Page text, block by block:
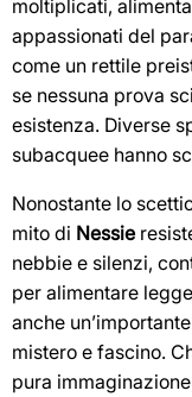
moltiplicati,
appassionati del
come un rettile
se nessuna prova
esistenza. Diverse
subacquee hanno
Nonostante lo
mito di Nessie
nebbie e silenzi,
per alimentare
anche
mistero e fascino.
pura